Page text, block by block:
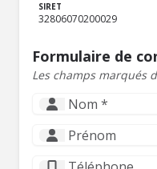
SIRET
32806070200029
Formulaire de
Les champs marqués